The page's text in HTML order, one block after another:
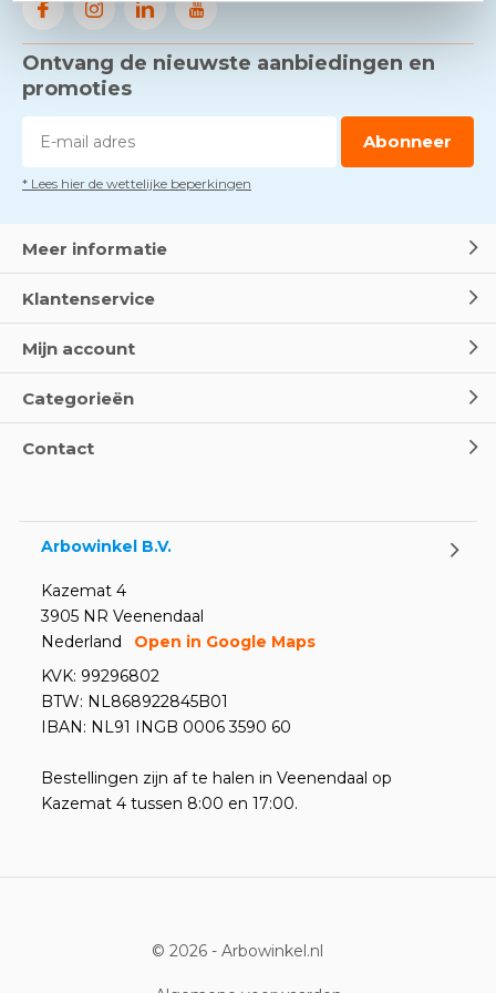
Ontvang de nieuwste aanbiedingen en
promoties
Abonneer
* Lees hier de wettelijke beperkingen
Meer informatie
Klantenservice
Mijn account
Categorieën
Contact
Arbowinkel B.V.
Kazemat 4
3905 NR Veenendaal
Nederland
Open in Google Maps
KVK: 99296802
BTW: NL868922845B01
IBAN: NL91 INGB 0006 3590 60
Bestellingen zijn af te halen in Veenendaal op
Kazemat 4 tussen 8:00 en 17:00.
© 2026 - Arbowinkel.nl